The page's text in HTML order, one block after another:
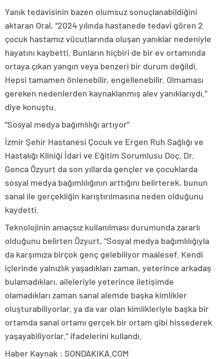
Yanık tedavisinin bazen olumsuz sonuçlanabildiğini
aktaran Oral, “2024 yılında hastanede tedavi gören 2
çocuk hastamız vücutlarında oluşan yanıklar nedeniyle
hayatını kaybetti. Bunların hiçbiri de bir ev ortamında
ortaya çıkan yangın veya benzeri bir durum değildi.
Hepsi tamamen önlenebilir, engellenebilir. Olmaması
gereken nedenlerden kaynaklanmış alev yanıklarıydı.”
diye konuştu.
“Sosyal medya bağımlılığı artıyor”
İzmir Şehir Hastanesi Çocuk ve Ergen Ruh Sağlığı ve
Hastalığı Kliniği İdari ve Eğitim Sorumlusu Doç. Dr.
Gonca Özyurt da son yıllarda gençler ve çocuklarda
sosyal medya bağımlılığının arttığını belirterek, bunun
sanal ile gerçekliğin karıştırılmasına neden olduğunu
kaydetti.
Teknolojinin amaçsız kullanılması durumunda zararlı
olduğunu belirten Özyurt, “Sosyal medya bağımlılığıyla
da karşımıza birçok genç gelebiliyor maalesef. Kendi
içlerinde yalnızlık yaşadıkları zaman, yeterince arkadaş
bulamadıkları, aileleriyle yeterince iletişimde
olamadıkları zaman sanal alemde başka kimlikler
oluşturabiliyorlar. ya da var olan kimlikleriyle başka bir
ortamda sanal ortamı gerçek bir ortam gibi hissederek
yaşayabiliyorlar.” ifadelerini kullandı.
Haber Kaynak : SONDAKIKA.COM